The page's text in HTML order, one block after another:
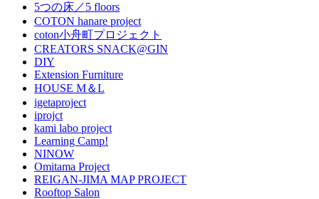
5つの床／5 floors
COTON hanare project
coton小舟町プロジェクト
CREATORS SNACK@GIN
DIY
Extension Furniture
HOUSE M＆L
igetaproject
iprojct
kami labo project
Learning Camp!
NINOW
Omitama Project
REIGAN-JIMA MAP PROJECT
Rooftop Salon